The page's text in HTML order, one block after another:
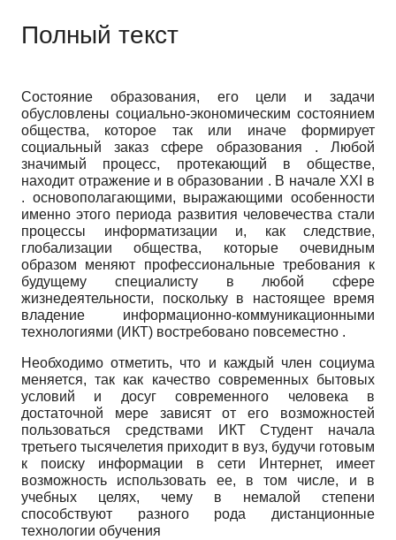
Полный текст
Состояние образования, его цели и задачи
обусловлены социально-экономическим состоянием
общества, которое так или иначе формирует
социальный заказ сфере образования . Любой
значимый процесс, протекающий в обществе,
находит отражение и в образовании . В начале XXI в
. основополагающими, выражающими особенности
именно этого периода развития человечества стали
процессы информатизации и, как следствие,
глобализации общества, которые очевидным
образом меняют профессиональные требования к
будущему специалисту в любой сфере
жизнедеятельности, поскольку в настоящее время
владение информационно-коммуникационными
технологиями (ИКТ) востребовано повсеместно .
Необходимо отметить, что и каждый член социума
меняется, так как качество современных бытовых
условий и досуг современного человека в
достаточной мере зависят от его возможностей
пользоваться средствами ИКТ Студент начала
третьего тысячелетия приходит в вуз, будучи готовым
к поиску информации в сети Интернет, имеет
возможность использовать ее, в том числе, и в
учебных целях, чему в немалой степени
способствуют разного рода дистанционные
технологии обучения